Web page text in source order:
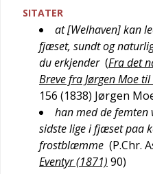
SITATER
at [Welhaven] kan
fjæset, sundt og
du erkjender (Fra det
Breve fra Jørgen Moe
156 (1838) Jørgen
han med de femten
sidste lige i fjæset paa
frostblæmme (P.Chr.
Eventyr (1871) 90)